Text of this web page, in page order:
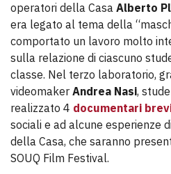
operatori della Casa Alberto
era legato al tema della
comportato un lavoro molto
sulla relazione di ciascuno
classe. Nel terzo laboratorio,
videomaker Andrea Nasi,
realizzato 4 documentari
sociali e ad alcune esperienze
della Casa, che saranno
SOUQ Film Festival.